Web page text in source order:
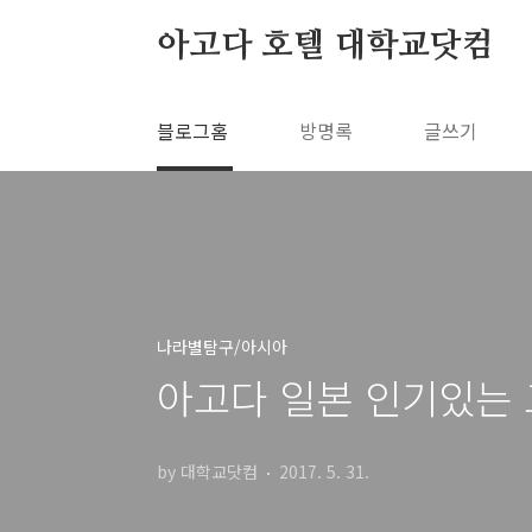
아고다 호텔 대학교닷컴
블로그홈 방명록 글쓰기
나라별탐구/아시아
아고다 일본 인기있는
by 대학교닷컴 2017. 5. 31.